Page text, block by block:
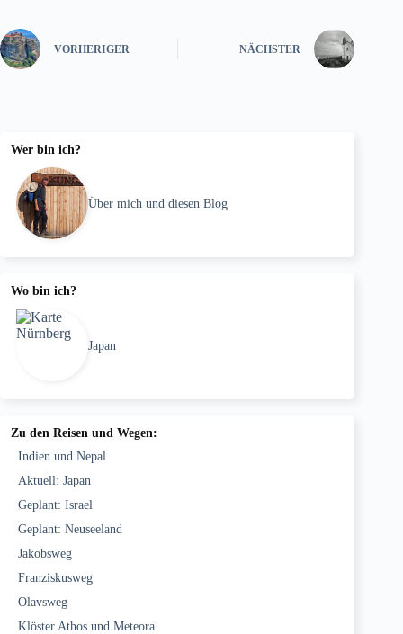
VORHERIGER NÄCHSTER
Wer bin ich?
Über mich und diesen Blog
Wo bin ich?
Japan
Zu den Reisen und Wegen:
Indien und Nepal
Aktuell: Japan
Geplant: Israel
Geplant: Neuseeland
Jakobsweg
Franziskusweg
Olavsweg
Klöster Athos und Meteora